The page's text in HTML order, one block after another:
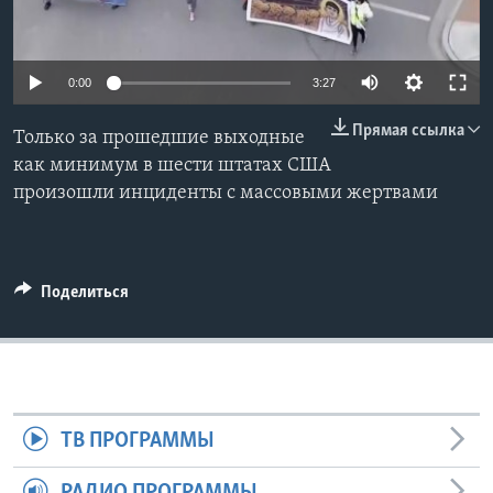
Языки
0:00 3:27
Прямая ссылка
Только за прошедшие выходные
как минимум в шести штатах США
произошли инциденты с массовыми жертвами
Поделиться
ТВ ПРОГРАММЫ